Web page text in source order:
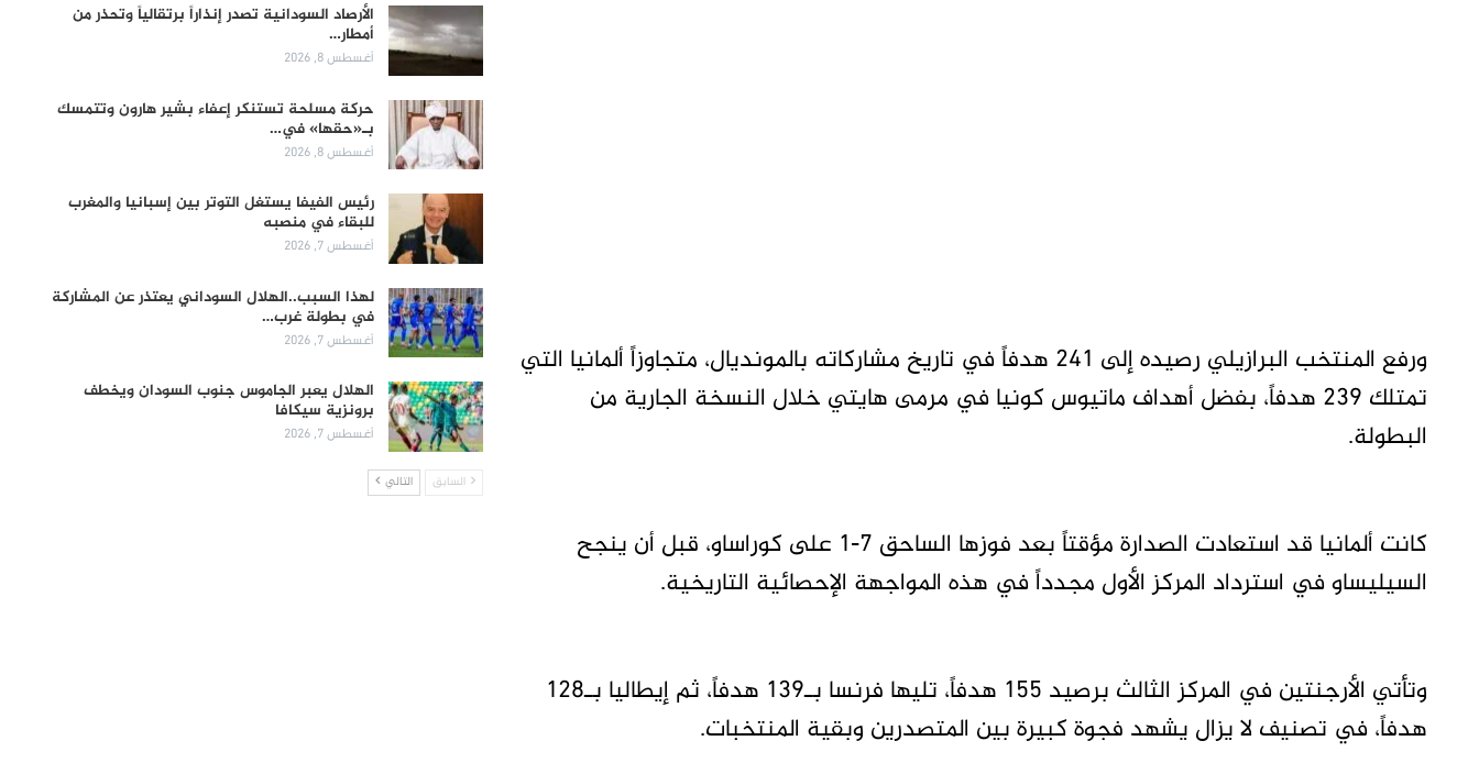
ورفع المنتخب البرازيلي رصيده إلى 241 هدفاً في تاريخ مشاركاته بالمونديال، متجاوزاً ألمانيا التي
تمتلك 239 هدفاً، بفضل أهداف ماتيوس كونيا في مرمى هايتي خلال النسخة الجارية من
البطولة.
كانت ألمانيا قد استعادت الصدارة مؤقتاً بعد فوزها الساحق 7-1 على كوراساو، قبل أن ينجح
السيليساو في استرداد المركز الأول مجدداً في هذه المواجهة الإحصائية التاريخية.
وتأتي الأرجنتين في المركز الثالث برصيد 155 هدفاً، تليها فرنسا بـ139 هدفاً، ثم إيطاليا بـ128
هدفاً، في تصنيف لا يزال يشهد فجوة كبيرة بين المتصدرين وبقية المنتخبات.
الأرصاد السودانية تصدر إنذاراً برتقالياً وتحذر من
أمطار…
أغسطس 8, 2026
حركة مسلحة تستنكر إعفاء بشير هارون وتتمسك
بـ«حقها» في…
أغسطس 8, 2026
رئيس الفيفا يستغل التوتر بين إسبانيا والمغرب
للبقاء في منصبه
أغسطس 7, 2026
لهذا السبب..الهلال السوداني يعتذر عن المشاركة
في بطولة غرب…
أغسطس 7, 2026
الهلال يعبر الجاموس جنوب السودان ويخطف
برونزية سيكافا
أغسطس 7, 2026
السابق التالي